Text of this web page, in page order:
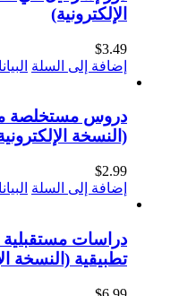
الإلكترونية)
$3.49
إضافة إلى السلة
(النسخة
$2.99
إضافة إلى السلة
دراسات مستقبلية
تطبيقية (النسخة